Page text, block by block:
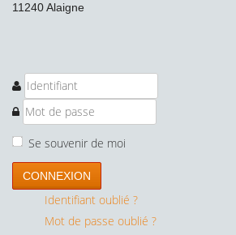
11240 Alaigne
Se souvenir de moi
CONNEXION
Identifiant oublié ?
Mot de passe oublié ?